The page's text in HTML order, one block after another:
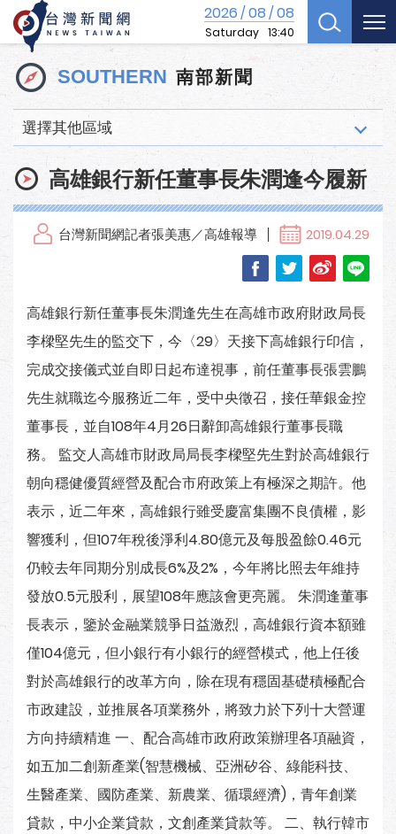
2026/08/08
Saturday 13:40
SOUTHERN 南部新聞
選擇其他區域
高雄銀行新任董事長朱潤逢今履新
台灣新聞網記者張美惠／高雄報導 2019.04.29
高雄銀行新任董事長朱潤逢先生在高雄市政府財政局長
李樑堅先生的監交下，今〈29〉天接下高雄銀行印信，
完成交接儀式並自即日起布達視事，前任董事長張雲鵬
先生就職迄今服務近二年，受中央徵召，接任華銀金控
董事長，並自108年4月26日辭卸高雄銀行董事長職
務。 監交人高雄市財政局局長李樑堅先生對於高雄銀行
朝向穩健優質經營及配合市府政策上有極深之期許。他
表示，近二年來，高雄銀行雖受慶富集團不良債權，影
響獲利，但107年稅後淨利4.80億元及每股盈餘0.46元
仍較去年同期分別成長6%及2%，今年將比照去年維持
發放0.5元股利，展望108年應該會更亮麗。 朱潤逢董事
長表示，鑒於金融業競爭日益激烈，高雄銀行資本額雖
僅104億元，但小銀行有小銀行的經營模式，他上任後
對於高雄銀行的改革方向，除在現有穩固基礎積極配合
市政建設，並推展各項業務外，將致力於下列十大營運
方向持續精進 一、配合高雄市政府政策辦理各項融資，
如五加二創新產業(智慧機械、亞洲矽谷、綠能科技、
生醫產業、國防產業、新農業、循環經濟)，青年創業
貸款，中小企業貸款，文創產業貸款等。 二、執行韓市